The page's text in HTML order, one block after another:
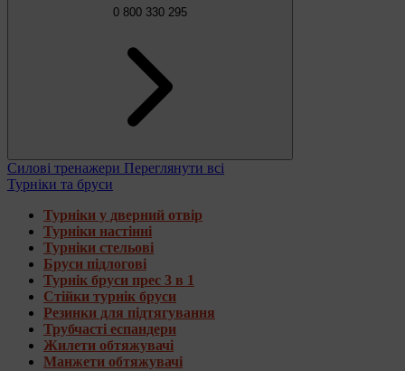
0 800 330 295
Силові тренажери Переглянути всі
Турніки та бруси
Турніки у дверний отвір
Турніки настінні
Турніки стельові
Бруси підлогові
Турнік бруси прес 3 в 1
Стійки турнік бруси
Резинки для підтягування
Трубчасті еспандери
Жилети обтяжувачі
Манжети обтяжувачі